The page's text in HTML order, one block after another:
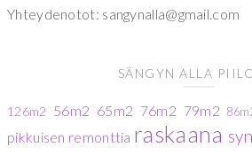
Yhteydenotot: sangynalla@gmail.com
SÄNGYN ALLA
126m2 56m2 65m2 76m2 79m2
pikkuisen remonttia raskaana